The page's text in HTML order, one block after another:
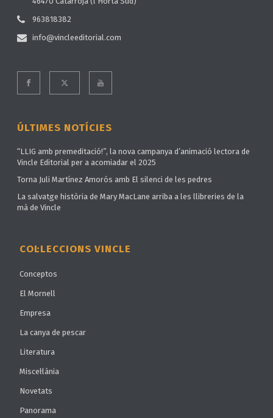
963818382
info@vincleeditorial.com
ÚLTIMES NOTÍCIES
“LLIG amb premeditació!”, la nova campanya d’animació lectora de
Vincle Editorial per a acomiadar el 2025
Torna Juli Martínez Amorós amb El silenci de les pedres
La salvatge història de Mary MacLane arriba a les llibreries de la
mà de Vincle
COL·LECCIONS VINCLE
Conceptos
El Mornell
Empresa
La canya de pescar
Literatura
Miscel·lània
Novetats
Panorama